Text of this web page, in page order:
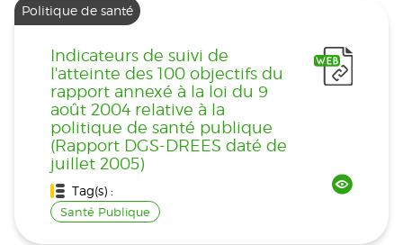
Politique de santé
Indicateurs de suivi de
l'atteinte des 100 objectifs du
rapport annexé à la loi du 9
août 2004 relative à la
politique de santé publique
(Rapport DGS-DREES daté de
juillet 2005)
Tag(s) :
Santé Publique